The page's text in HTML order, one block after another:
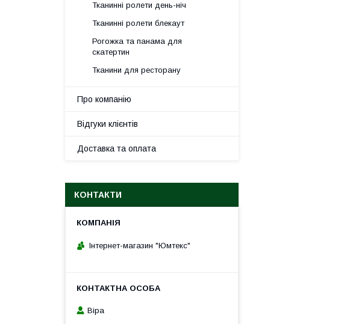
Тканинні ролети день-ніч
Тканинні ролети блекаут
Рогожка та панама для
скатертин
Тканини для ресторану
Про компанію
Відгуки клієнтів
Доставка та оплата
КОНТАКТИ
Інтернет-магазин "Юмтекс"
Віра